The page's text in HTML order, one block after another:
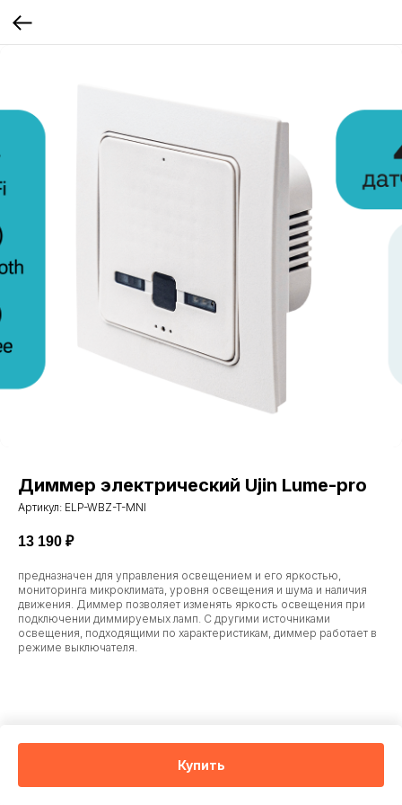
Диммер электрический Ujin Lume-pro
Артикул: ELP-WBZ-T-MNI
13 190 ₽
Купить
предназначен для управления освещением и его яркостью,
мониторинга микроклимата, уровня освещения и шума и наличия
движения. Диммер позволяет изменять яркость освещения при
подключении диммируемых ламп. С другими источниками
освещения, подходящими по характеристикам, диммер работает в
режиме выключателя.